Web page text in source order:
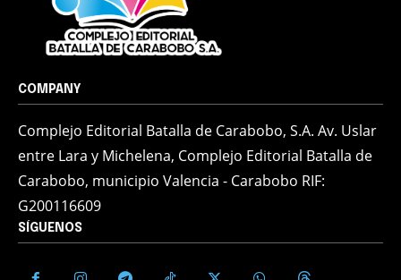
COMPANY
Complejo Editorial Batalla de Carabobo, S.A. Av. Uslar
entre Lara y Michelena, Complejo Editorial Batalla de
Carabobo, municipio Valencia - Carabobo RIF:
G200116609
SÍGUENOS